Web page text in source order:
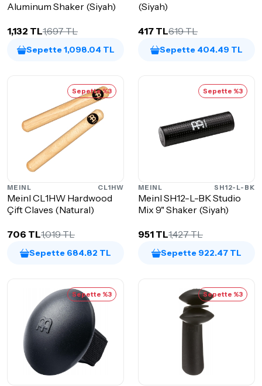
Aluminum Shaker (Siyah)
1,132 TL1,697 TL
Sepette 1,098.04 TL
(Siyah)
417 TL619 TL
Sepette 404.49 TL
Sepette %3
MEINL CL1HW
Meinl CL1HW Hardwood
Çift Claves (Natural)
706 TL1,019 TL
Sepette 684.82 TL
Sepette %3
MEINL SH12-L-BK
Meinl SH12-L-BK Studio
Mix 9" Shaker (Siyah)
951 TL1,427 TL
Sepette 922.47 TL
Sepette %3 Sepette %3